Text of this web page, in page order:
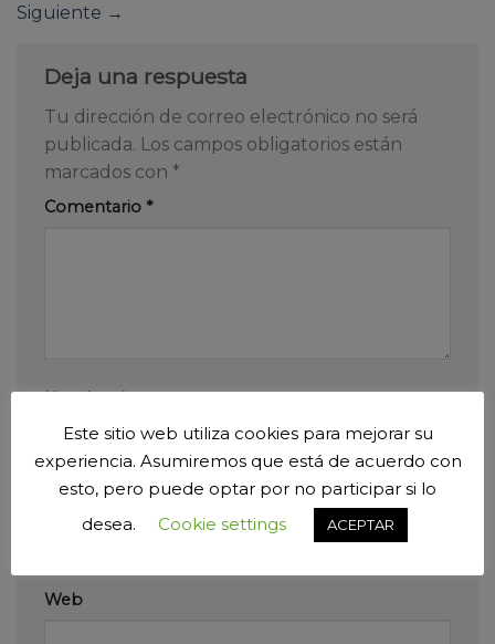
Siguiente →
Deja una respuesta
Tu dirección de correo electrónico no será
publicada. Los campos obligatorios están
marcados con *
Comentario *
Nombre*
Correo electrónico*
Web
Este sitio web utiliza cookies para mejorar su
experiencia. Asumiremos que está de acuerdo con
esto, pero puede optar por no participar si lo
desea.
Cookie settings ACEPTAR